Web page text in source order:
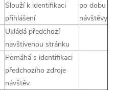
Slouží k identifikaci
přihlášení
po dobu
návštěvy
Ukládá předchozí
navštívenou stránku
Pomáhá s identifikaci
předchozího zdroje
návštěv